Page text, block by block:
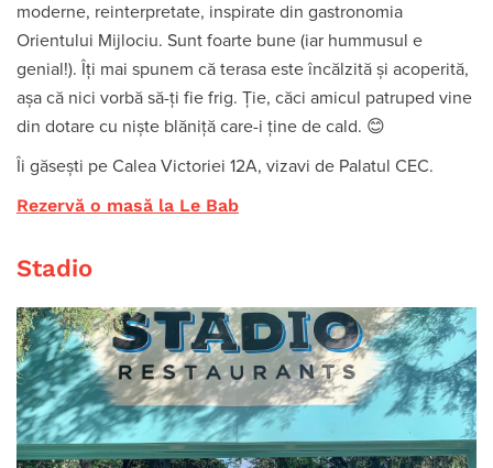
moderne, reinterpretate, inspirate din gastronomia
Orientului Mijlociu. Sunt foarte bune (iar hummusul e
genial!). Îți mai spunem că terasa este încălzită și acoperită,
așa că nici vorbă să-ți fie frig. Ție, căci amicul patruped vine
din dotare cu niște blăniță care-i ține de cald. 😊
Îi găsești pe Calea Victoriei 12A, vizavi de Palatul CEC.
Rezervă o masă la Le Bab
Stadio